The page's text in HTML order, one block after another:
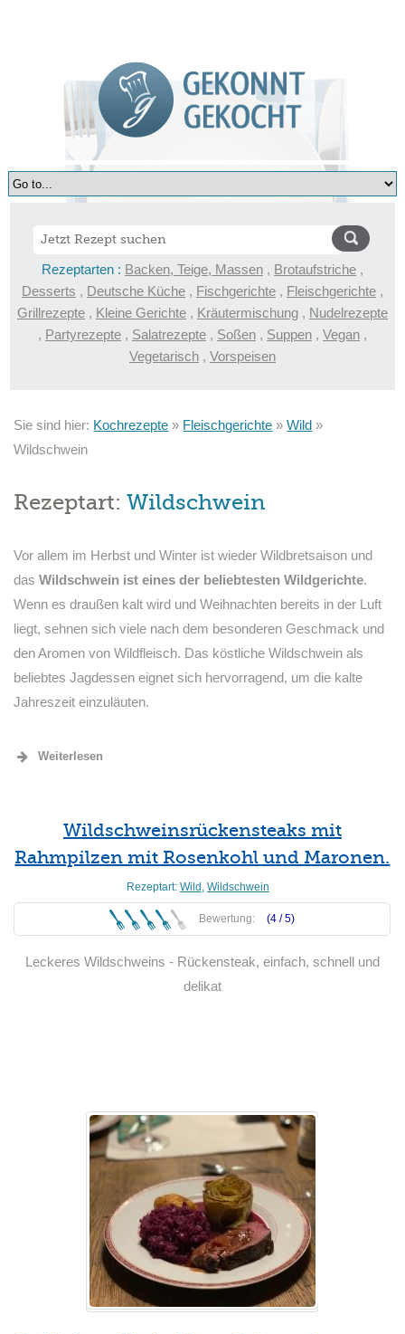
Rezeptarten : Backen, Teige, Massen , Brotaufstriche ,
Desserts , Deutsche Küche , Fischgerichte , Fleischgerichte ,
Grillrezepte , Kleine Gerichte , Kräutermischung , Nudelrezepte
, Partyrezepte , Salatrezepte , Soßen , Suppen , Vegan ,
Vegetarisch , Vorspeisen
Sie sind hier: Kochrezepte » Fleischgerichte »Wild »
Wildschwein
Rezeptart:Wildschwein
Vor allem im Herbst und Winter ist wieder Wildbretsaison und
dasWildschwein ist eines der beliebtesten Wildgerichte.
Wenn es draußen kalt wird und Weihnachten bereits in der Luft
liegt, sehnen sich viele nach dem besonderen Geschmack und
den Aromen von Wildfleisch. Das köstliche Wildschwein als
beliebtes Jagdessen eignet sich hervorragend, um die kalte
Jahreszeit einzuläuten.
Weiterlesen
Wildschweinsrückensteaks mit
Rahmpilzen mit Rosenkohl und Maronen.
Rezeptart: Wild , Wildschwein
Bewertung: (4 /5)
Leckeres Wildschweins - Rückensteak, einfach, schnell und
delikat